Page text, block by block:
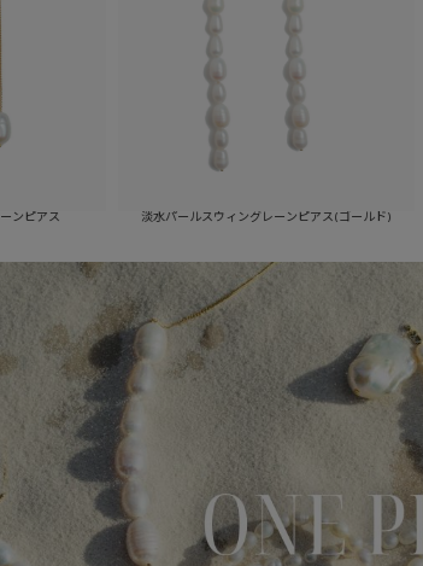
淡水パールスウィングレーンピアス(ゴールド)